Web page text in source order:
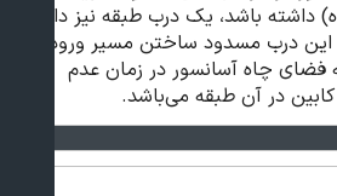
داشته باشد، یک درب طبقه نیز دارد.
این درب مسدود ساختن مسیر ورود
فضای چاه آسانسور در زمان عدم
در آن طبقه می‌باشد.